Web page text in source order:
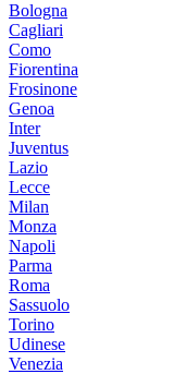
Bologna
Cagliari
Como
Fiorentina
Frosinone
Genoa
Inter
Juventus
Lazio
Lecce
Milan
Monza
Napoli
Parma
Roma
Sassuolo
Torino
Udinese
Venezia